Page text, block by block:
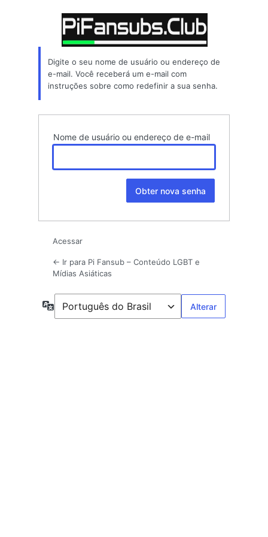
Digite o seu nome de usuário ou endereço de
e-mail. Você receberá um e-mail com
instruções sobre como redefinir a sua senha.
Nome de usuário ou endereço de e-mail
Acessar
← Ir para Pi Fansub – Conteúdo LGBT e
Mídias Asiáticas
Idioma